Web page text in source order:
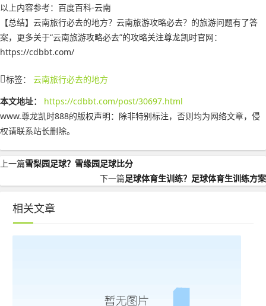
以上内容参考：百度百科-云南
【总结】云南旅行必去的地方？云南旅游攻略必去？的旅游问题有了答
案，更多关于“云南旅游攻略必去”的攻略关注尊龙凯时官网：
https://cdbbt.com/
标签： 云南旅行必去的地方
本文地址：
https://cdbbt.com/post/30697.html
www.尊龙凯时888的版权声明： 除非特别标注，否则均为网络文章，侵
权请联系站长删除。
上一篇雪梨园足球？雪缘园足球比分
下一篇足球体育生训练？足球体育生训练方案
相关文章